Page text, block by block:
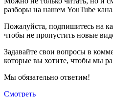
разборы на нашем YouTube
Пожалуйста, подпишитесь на
чтобы не пропустить новые
Задавайте свои вопросы в
которые вы хотите, чтобы мы
Мы обязательно ответим!
Смотреть